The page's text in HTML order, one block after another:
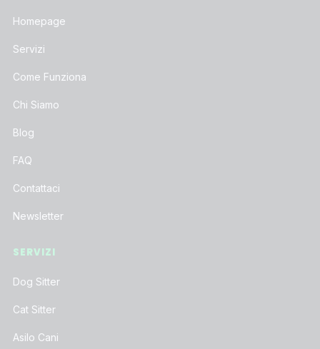
Homepage
Servizi
Come Funziona
Chi Siamo
Blog
FAQ
Contattaci
Newsletter
SERVIZI
Dog Sitter
Cat Sitter
Asilo Cani